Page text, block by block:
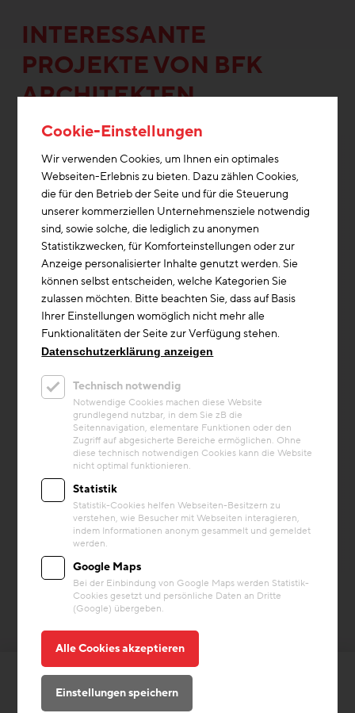
INTERESSANTE
PROJEKTE VON BFK
ARCHITEKTEN
Kreislaufwirtschaft
Landratsamt Esslingen
Die STRABAG-Tochter ZÜBLIN hat den
Neubau des Landratsamts Esslingen
schlüsselfertig geplant und errichtet – und
zwar als Pilotprojekt zum kreislaufge...
Baustoffe/Material
ZAB Zukunftsagentur Bau GmbH
Cookie-Einstellungen
Wir verwenden Cookies, um Ihnen ein optimales
Webseiten-Erlebnis zu bieten. Dazu zählen Cookies,
die für den Betrieb der Seite und für die Steuerung
unserer kommerziellen Unternehmensziele notwendig
sind, sowie solche, die lediglich zu anonymen
Statistikzwecken, für Komforteinstellungen oder zur
Anzeige personalisierter Inhalte genutzt werden. Sie
können selbst entscheiden, welche Kategorien Sie
zulassen möchten. Bitte beachten Sie, dass auf Basis
Ihrer Einstellungen womöglich nicht mehr alle
Funktionalitäten der Seite zur Verfügung stehen.
Datenschutzerklärung anzeigen
Technisch notwendig
Notwendige Cookies machen diese Website
grundlegend nutzbar, in dem Sie zB die
Seitennavigation, elementare Funktionen oder den
Zugriff auf abgesicherte Bereiche ermöglichen. Ohne
diese technisch notwendigen Cookies kann die Website
nicht optimal funktionieren.
Statistik
Statistik-Cookies helfen Webseiten-Besitzern zu
verstehen, wie Besucher mit Webseiten interagieren,
indem Informationen anonym gesammelt und gemeldet
werden.
Google Maps
Bei der Einbindung von Google Maps werden Statistik-
Cookies gesetzt und persönliche Daten an Dritte
(Google) übergeben.
Alle Cookies akzeptieren
Einstellungen speichern